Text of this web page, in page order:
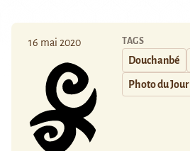
16 mai 2020 TAGS
Douchanbé
Photo du Jour